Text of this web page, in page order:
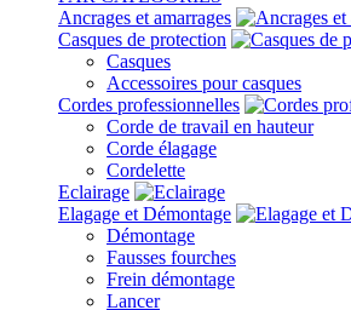
Ancrages et amarrages
Casques de protection
Casques
Accessoires pour casques
Cordes professionnelles
Corde de travail en hauteur
Corde élagage
Cordelette
Eclairage
Elagage et Démontage
Démontage
Fausses fourches
Frein démontage
Lancer